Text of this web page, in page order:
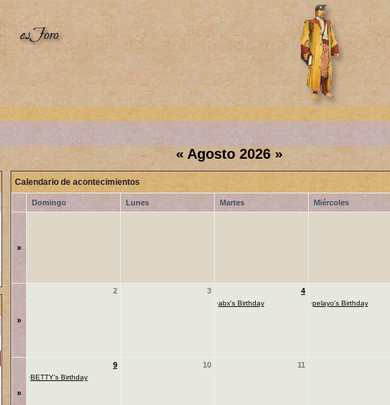
« Agosto 2026 »
Calendario de acontecimientos
Domingo Lunes Martes Miércoles
»
»
2 3 4
·abx's Birthday ·pelayo's Birthday
»
9
·BETTY's Birthday
10 11